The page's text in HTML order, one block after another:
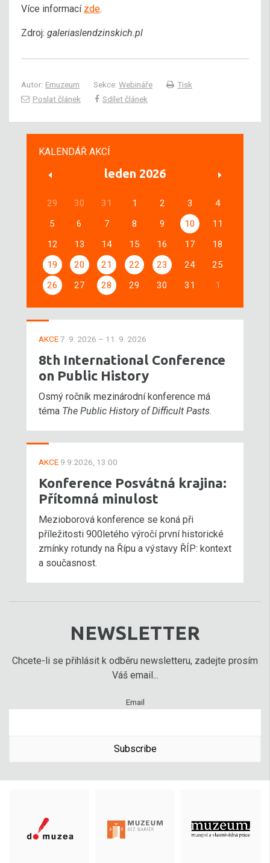
Více informací zde.
Zdroj: galeriaslendzinskich.pl
Autor: Emuzeum Sekce: Webináře
Tisk
Poslat článek
Sdílet článek
KALENDÁŘ AKCÍ
leden 2026
29 30 31 1 2 3
4
5
6 7 8 9 10
11
12
13 14 15 16 17
18
19
20 21 22 23 24
25
26
27 28 29 30 31 1
AKCE7. 9. 2026 – 11. 9. 2026
8th International Conference
on Public History
Osmý ročník mezinárodní konference má
téma The Public History of Difficult Pasts.
AKCE 9.9.2026, 13:00
Konference Posvátná krajina:
Přítomná minulost
Mezioborová konference se koná při
příležitosti 900letého výročí první historické
zmínky rotundy na Řípu a výstavy ŘÍP: kontext
a současnost.
NEWSLETTER
Chcete-li se přihlásit k odběru newsletteru, zadejte prosím
Váš email...
Email
Subscribe